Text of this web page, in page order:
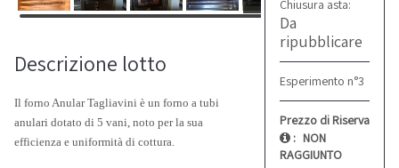
Chiusura asta:
Da
ripubblicare
Esperimento n°3
Prezzo di Riserva
: NON
RAGGIUNTO
Descrizione lotto
Il forno Anular Tagliavini è un forno a tubi
anulari dotato di 5 vani, noto per la sua
efficienza e uniformità di cottura.